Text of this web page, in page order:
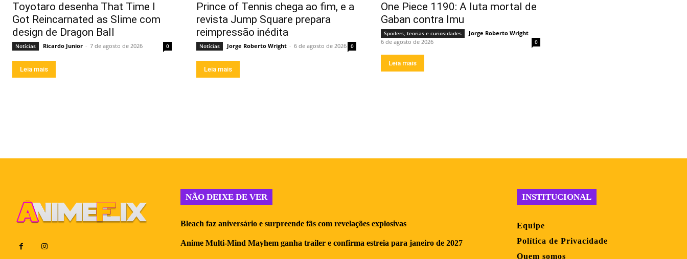
Toyotaro desenha That Time I
Got Reincarnated as Slime com
design de Dragon Ball
Notícias Ricardo Junior - 7 de agosto de 2026 0
Leia mais
Prince of Tennis chega ao fim, e a
revista Jump Square prepara
reimpressão inédita
Notícias Jorge Roberto Wright - 6 de agosto de 2026 0
Leia mais
One Piece 1190: A luta mortal de
Gaban contra Imu
Spoilers, teorias e curiosidades Jorge Roberto Wright -
6 de agosto de 2026
0
Leia mais
NÃO DEIXE DE VER
Bleach faz aniversário e surpreende fãs com revelações explosivas
Anime Multi-Mind Mayhem ganha trailer e confirma estreia para janeiro de 2027
INSTITUCIONAL
Equipe
Política de Privacidade
Quem somos